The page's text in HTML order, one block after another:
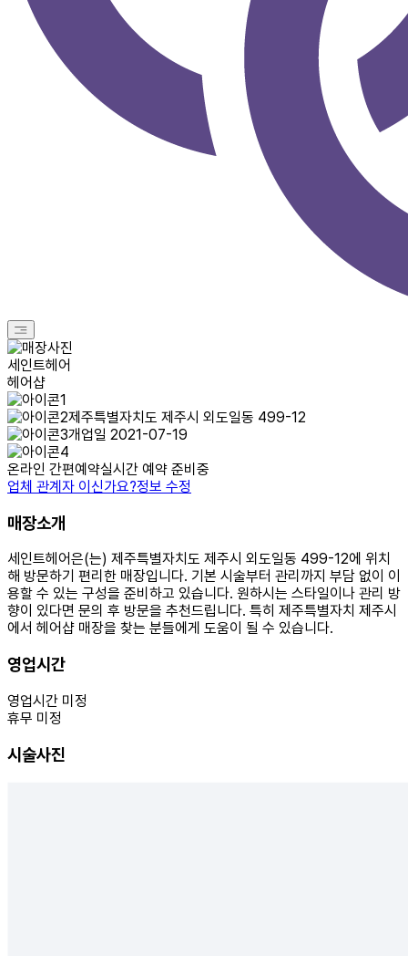
세인트헤어
헤어샵
제주특별자치도 제주시 외도일동 499-12
개업일 2021-07-19
온라인 간편예약실시간 예약 준비중
업체 관계자 이신가요?정보 수정
매장소개
세인트헤어은(는) 제주특별자치도 제주시 외도일동 499-12에 위치
해 방문하기 편리한 매장입니다. 기본 시술부터 관리까지 부담 없이 이
용할 수 있는 구성을 준비하고 있습니다. 원하시는 스타일이나 관리 방
향이 있다면 문의 후 방문을 추천드립니다. 특히 제주특별자치 제주시
에서 헤어샵 매장을 찾는 분들에게 도움이 될 수 있습니다.
영업시간
영업시간 미정
휴무 미정
시술사진